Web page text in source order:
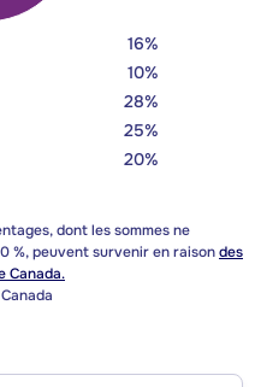
16%
10%
28%
25%
20%
dont les sommes ne
%, peuvent survenir en raisondes
Canada.